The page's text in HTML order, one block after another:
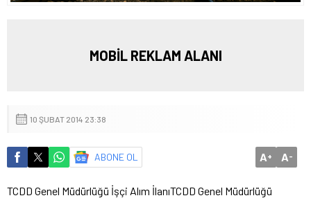
MOBİL REKLAM ALANI
10 ŞUBAT 2014 23:38
ABONE OL A+ A-
TCDD Genel Müdürlüğü İşçi Alım İlanıTCDD Genel Müdürlüğü